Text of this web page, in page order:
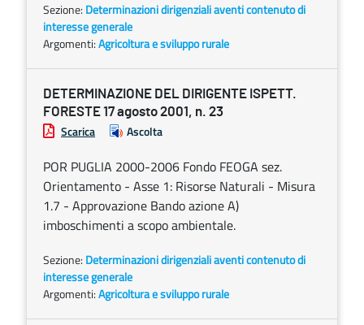
Sezione: Determinazioni dirigenziali aventi contenuto di
interesse generale
Argomenti:Agricoltura e sviluppo rurale
DETERMINAZIONE DEL DIRIGENTE ISPETT.
FORESTE 17 agosto 2001, n. 23
Scarica Ascolta
POR PUGLIA 2000-2006 Fondo FEOGA sez.
Orientamento - Asse 1: Risorse Naturali - Misura
1.7 - Approvazione Bando azione A)
imboschimenti a scopo ambientale.
Sezione: Determinazioni dirigenziali aventi contenuto di
interesse generale
Argomenti:Agricoltura e sviluppo rurale